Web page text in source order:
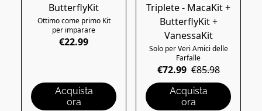
ButterflyKit
Ottimo come primo Kit
per imparare
€22.99
Acquista
ora
Triplete - MacaKit +
ButterflyKit +
VanessaKit
Solo per Veri Amici delle
Farfalle
€72.99 €85.98
Acquista
ora